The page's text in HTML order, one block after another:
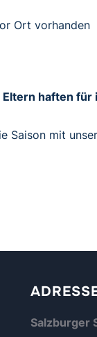
Ort vorhanden
Eltern haften für
Saison mit
Salzburger